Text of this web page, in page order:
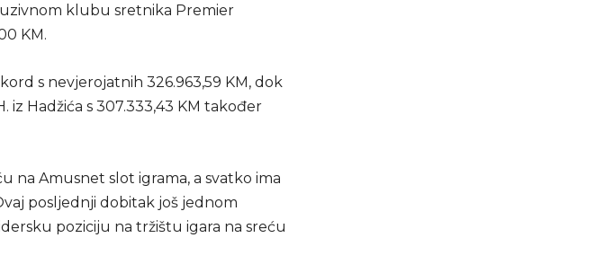
klubu sretnika Premier
KM.
s nevjerojatnih 326.963,59 KM, dok
iz Hadžića s 307.333,43 KM također
na Amusnet slot igrama, a svatko ima
posljednji dobitak još jednom
poziciju na tržištu igara na sreću